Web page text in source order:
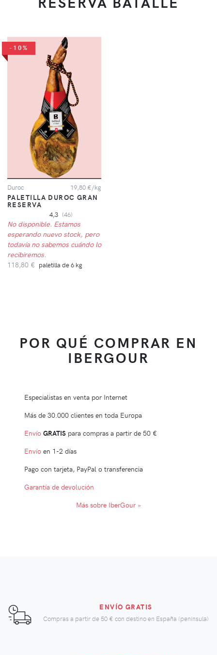
-10%
Duroc 19,80 €/kg
PALETILLA DUROC GRAN
RESERVA
4,3 (46)
No disponible. Estamos
esperando nuevo stock, pero
todavía no sabemos cuándo lo
recibiremos.
118,80 € paletilla de 6 kg
POR QUÉ COMPRAR EN
IBERGOUR
Especialistas en venta por Internet
Más de 30.000 clientes en toda Europa
Envío GRATISpara compras a partir de 50 €
Envíoen 1-2 días
Pago con tarjeta, PayPal o transferencia
Garantía de devolución
Más sobre IberGour »
ENVÍO GRATIS
Compras a partir de 50 € con destino en España (península)